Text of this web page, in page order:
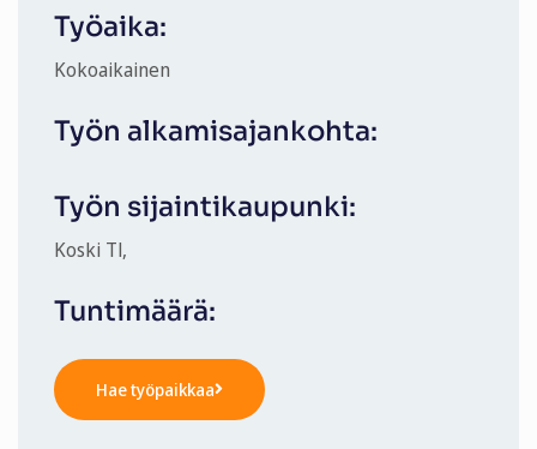
Työaika:
Kokoaikainen
Työn alkamisajankohta:
Työn sijaintikaupunki:
Koski Tl,
Tuntimäärä:
Hae työpaikkaa